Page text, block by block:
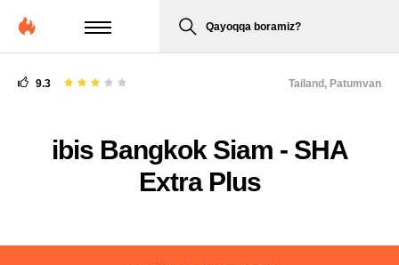
Qayoqqa boramiz?
9.3
ibis Bangkok Siam - SHA
Extra Plus
Tailand, Patumvan